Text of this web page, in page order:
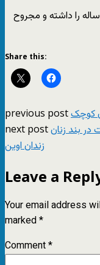
را داشته و مجروح
Share this:
previous postکوچک
next postدر بند زنان
زندان اوین
Leave a
Your email address
marked*
Comment*